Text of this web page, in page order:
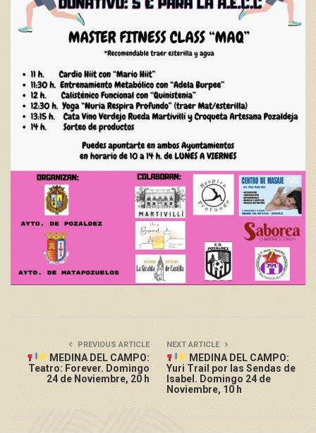
PREVIOUS ARTICLE
MEDINA DEL CAMPO:
Teatro: Forever. Domingo
24 de Noviembre, 20 h
NEXT ARTICLE
MEDINA DEL CAMPO:
Yuri Trail por las Sendas de
Isabel. Domingo 24 de
Noviembre, 10 h